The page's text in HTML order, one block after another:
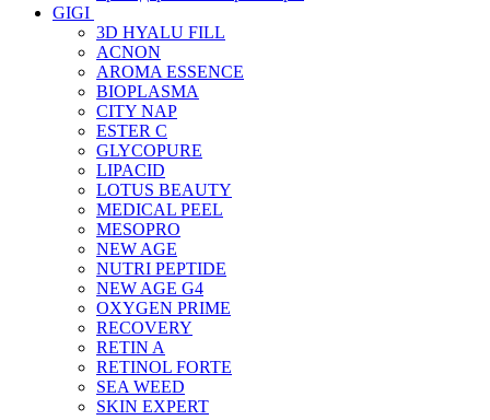
GIGI
3D HYALU FILL
ACNON
AROMA ESSENCE
BIOPLASMA
CITY NAP
ESTER C
GLYCOPURE
LIPACID
LOTUS BEAUTY
MEDICAL PEEL
MESOPRO
NEW AGE
NUTRI PEPTIDE
NEW AGE G4
OXYGEN PRIME
RECOVERY
RETIN A
RETINOL FORTE
SEA WEED
SKIN EXPERT